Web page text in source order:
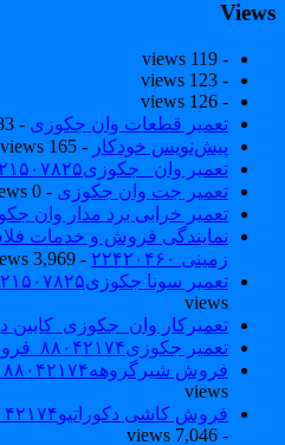
- 119 views
- 123 views
- 126 views
تعمیر قطعات وان جکوزی - 183 views
پیش‌نویس خودکار- 165 views
تعمیر وان _جکوزی۰۹۱۲۱۵۰۷۸۲۵
تعمیر جت وان جکوزی - 0 views
تعمیر خرابی برد مدار وان
نمایندگی فروش و خدمات فلاش
زمینی ۲۲۴۲۰۴۶۰
- 3,969 views
تعمیر سونا جکوزی۰۹۱۲۱۵۰۷۸۲۵#| Sauna | Jacuzzi
views
تعمیرکار وان_جکوزی_کابین
تعمیر جکوزی۸۸۰۴۲۱۷۴_فروش وان جکوزی
فروش شیرگروهه۸۸۰۴۲۱۷۴_تعمیر شیرگروهه
views
فروش کاشی دکوراتیو۸۸۰۴۲۱۷۴_فروش کاشی بین کابینتی